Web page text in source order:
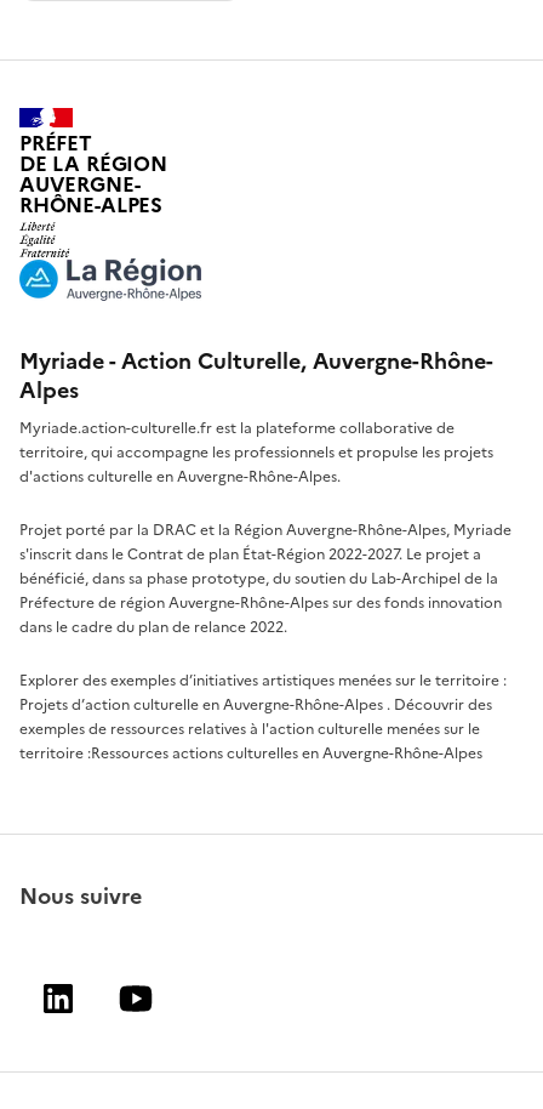
PRÉFET
DE LA RÉGION
AUVERGNE-
RHÔNE-ALPES
Myriade - Action Culturelle, Auvergne-Rhône-
Alpes
Myriade.action-culturelle.fr est la plateforme collaborative de
territoire, qui accompagne les professionnels et propulse les projets
d'actions culturelle en Auvergne-Rhône-Alpes.
Projet porté par la DRAC et la Région Auvergne-Rhône-Alpes, Myriade
s'inscrit dans le Contrat de plan État-Région 2022-2027. Le projet a
bénéficié, dans sa phase prototype, du soutien du Lab-Archipel de la
Préfecture de région Auvergne-Rhône-Alpes sur des fonds innovation
dans le cadre du plan de relance 2022.
Explorer des exemples d’initiatives artistiques menées sur le territoire :
Projets d’action culturelle en Auvergne-Rhône-Alpes . Découvrir des
exemples de ressources relatives à l'action culturelle menées sur le
territoire :Ressources actions culturelles en Auvergne-Rhône-Alpes
Nous suivre
LinkedinYoutube